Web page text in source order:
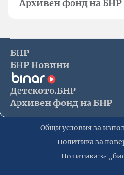
Архивен фонд на БНР
БНР
БНР Новини
Детското.БНР
Архивен фонд на БНР
Общи условия за
Политика за
Политика за